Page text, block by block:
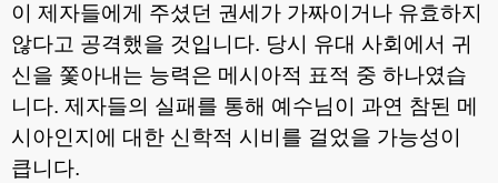
이 제자들에게 주셨던 권세가 가짜이거나 유효하지
않다고 공격했을 것입니다. 당시 유대 사회에서 귀
신을 쫓아내는 능력은 메시아적 표적 중 하나였습
니다. 제자들의 실패를 통해 예수님이 과연 참된 메
시아인지에 대한 신학적 시비를 걸었을 가능성이
큽니다.